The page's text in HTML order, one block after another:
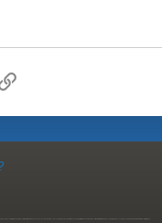
Länk